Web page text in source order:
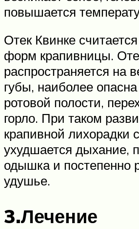
повышается
Отек Квинке
форм крапивницы.
распространяется на
губы, наиболее опасна
ротовой полости,
горло. При таком
крапивной лихорадки
ухудшается дыхание,
одышка и постепенно
удушье.
3.Лечение